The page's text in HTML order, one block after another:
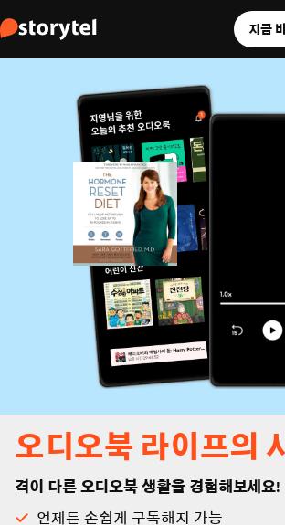
지금
오디오북 라이프의
격이 다른 오디오북 생활을 경험해보세요!
언제든 손쉽게 구독해지 가능